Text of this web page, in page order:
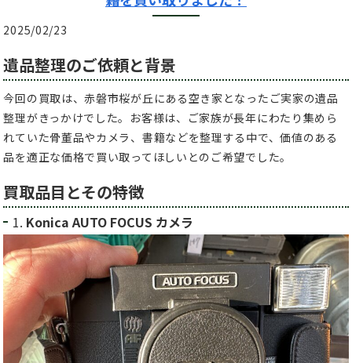
2025/02/23
遺品整理のご依頼と背景
今回の買取は、赤磐市桜が丘にある空き家となったご実家の遺品
整理がきっかけでした。お客様は、ご家族が長年にわたり集めら
れていた骨董品やカメラ、書籍などを整理する中で、価値のある
品を適正な価格で買い取ってほしいとのご希望でした。
買取品目とその特徴
1. Konica AUTO FOCUS カメラ